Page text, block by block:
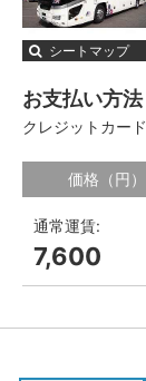
シートマップ
お支払い方法
クレジットカード
価格（円）
通常運賃:
7,600